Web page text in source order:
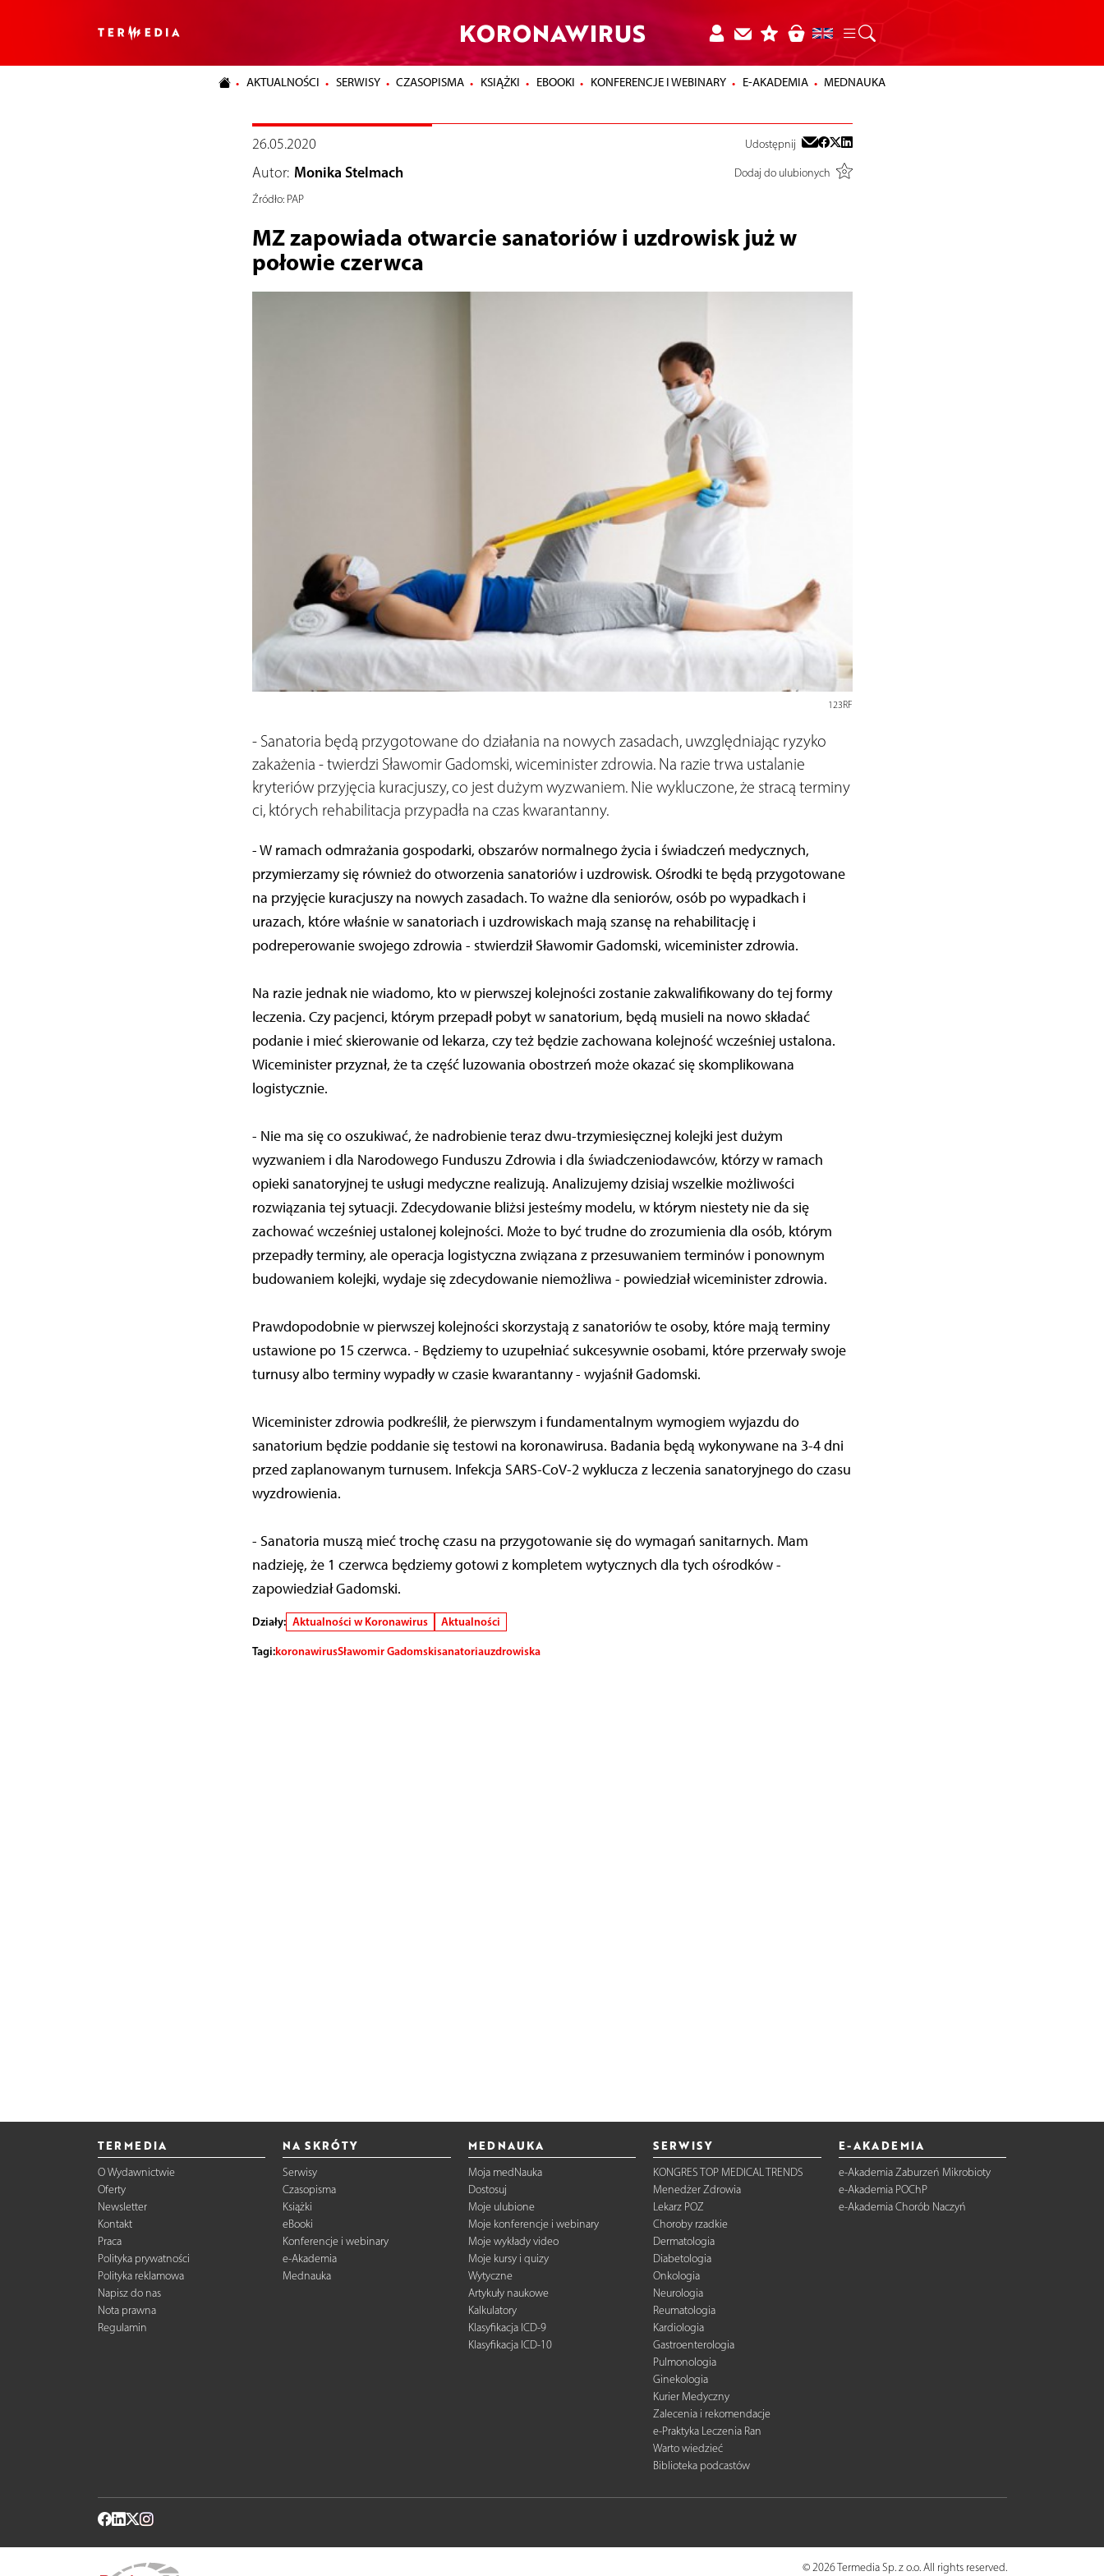
KORONAWIRUS
AKTUALNOŚCI SERWISY CZASOPISMA KSIĄŻKI EBOOKI KONFERENCJE I WEBINARY E-AKADEMIA MEDNAUKA
26.05.2020 Udostępnij
Autor: Monika Stelmach
Dodaj do ulubionych
Źródło:PAP
MZ zapowiada otwarcie sanatoriów i uzdrowisk już w
połowie czerwca
123RF
- Sanatoria będą przygotowane do działania na nowych zasadach, uwzględniając ryzyko
zakażenia - twierdzi Sławomir Gadomski, wiceminister zdrowia. Na razie trwa ustalanie
kryteriów przyjęcia kuracjuszy, co jest dużym wyzwaniem. Nie wykluczone, że stracą terminy
ci, których rehabilitacja przypadła na czas kwarantanny.
- W ramach odmrażania gospodarki, obszarów normalnego życia i świadczeń medycznych,
przymierzamy się również do otworzenia sanatoriów i uzdrowisk. Ośrodki te będą przygotowane
na przyjęcie kuracjuszy na nowych zasadach. To ważne dla seniorów, osób po wypadkach i
urazach, które właśnie w sanatoriach i uzdrowiskach mają szansę na rehabilitację i
podreperowanie swojego zdrowia - stwierdził Sławomir Gadomski, wiceminister zdrowia.
Na razie jednak nie wiadomo, kto w pierwszej kolejności zostanie zakwalifikowany do tej formy
leczenia. Czy pacjenci, którym przepadł pobyt w sanatorium, będą musieli na nowo składać
podanie i mieć skierowanie od lekarza, czy też będzie zachowana kolejność wcześniej ustalona.
Wiceminister przyznał, że ta część luzowania obostrzeń może okazać się skomplikowana
logistycznie.
- Nie ma się co oszukiwać, że nadrobienie teraz dwu-trzymiesięcznej kolejki jest dużym
wyzwaniem i dla Narodowego Funduszu Zdrowia i dla świadczeniodawców, którzy w ramach
opieki sanatoryjnej te usługi medyczne realizują. Analizujemy dzisiaj wszelkie możliwości
rozwiązania tej sytuacji. Zdecydowanie bliżsi jesteśmy modelu, w którym niestety nie da się
zachować wcześniej ustalonej kolejności. Może to być trudne do zrozumienia dla osób, którym
przepadły terminy, ale operacja logistyczna związana z przesuwaniem terminów i ponownym
budowaniem kolejki, wydaje się zdecydowanie niemożliwa - powiedział wiceminister zdrowia.
Prawdopodobnie w pierwszej kolejności skorzystają z sanatoriów te osoby, które mają terminy
ustawione po 15 czerwca. - Będziemy to uzupełniać sukcesywnie osobami, które przerwały swoje
turnusy albo terminy wypadły w czasie kwarantanny - wyjaśnił Gadomski.
Wiceminister zdrowia podkreślił, że pierwszym i fundamentalnym wymogiem wyjazdu do
sanatorium będzie poddanie się testowi na koronawirusa. Badania będą wykonywane na 3-4 dni
przed zaplanowanym turnusem. Infekcja SARS-CoV-2 wyklucza z leczenia sanatoryjnego do czasu
wyzdrowienia.
- Sanatoria muszą mieć trochę czasu na przygotowanie się do wymagań sanitarnych. Mam
nadzieję, że 1 czerwca będziemy gotowi z kompletem wytycznych dla tych ośrodków -
zapowiedział Gadomski.
Działy: Aktualności w Koronawirus
Aktualności
Tagi:koronawirusSławomir Gadomskisanatoriauzdrowiska
TERMEDIA
O Wydawnictwie
Oferty
Newsletter
Kontakt
Praca
Polityka prywatności
Polityka reklamowa
Napisz do nas
Nota prawna
Regulamin
NA SKRÓTY
Serwisy
Czasopisma
Książki
eBooki
Konferencje i webinary
e-Akademia
Mednauka
MEDNAUKA
Moja medNauka
Dostosuj
Moje ulubione
Moje konferencje i webinary
Moje wykłady video
Moje kursy i quizy
Wytyczne
Artykuły naukowe
Kalkulatory
Klasyfikacja ICD-9
Klasyfikacja ICD-10
SERWISY
KONGRES TOP MEDICAL TRENDS
Menedżer Zdrowia
Lekarz POZ
Choroby rzadkie
Dermatologia
Diabetologia
Onkologia
Neurologia
Reumatologia
Kardiologia
Gastroenterologia
Pulmonologia
Ginekologia
Kurier Medyczny
Zalecenia i rekomendacje
e-Praktyka Leczenia Ran
Warto wiedzieć
Biblioteka podcastów
E-AKADEMIA
e-Akademia Zaburzeń Mikrobioty
e-Akademia POChP
e-Akademia Chorób Naczyń
© 2026 Termedia Sp. z o.o. All rights reserved.